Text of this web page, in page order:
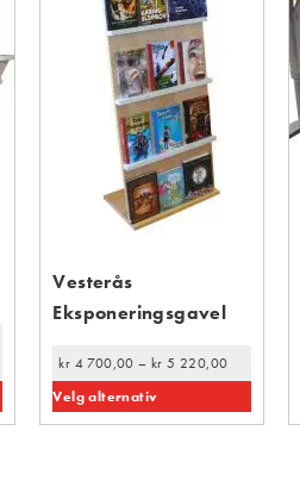
Vesterås
Eksponeringsgavel
kr 4 700,00 – kr 5 220,00
Velg alternativ